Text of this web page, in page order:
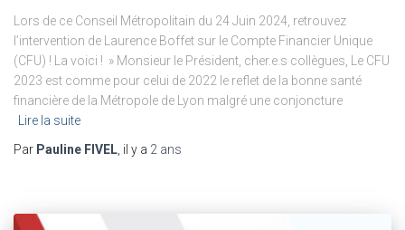
Lors de ce Conseil Métropolitain du 24 Juin 2024, retrouvez
l’intervention de Laurence Boffet sur le Compte Financier Unique
(CFU) ! La voici ! » Monsieur le Président, cher.e.s collègues, Le CFU
2023 est comme pour celui de 2022 le reflet de la bonne santé
financière de la Métropole de Lyon malgré une conjoncture
Lire la suite
Par Pauline FIVEL , il y a 2 ans